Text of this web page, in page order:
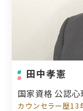
田中孝憲
国家資格 公認
カウンセラー歴13